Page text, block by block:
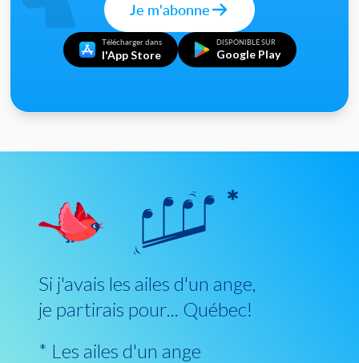
Je m'abonne
Télécharger dans
l'App Store
DISPONIBLE SUR
Google Play
Si j'avais les ailes d'un ange,
je partirais pour... Québec!
* Les ailes d'un ange